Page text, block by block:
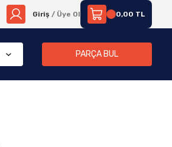
Giriş / Üye Ol 0,00 TL
PARÇA BUL